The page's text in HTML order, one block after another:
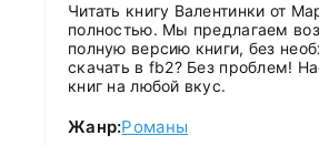
Читать книгу Валентинки от
полностью. Мы предлагаем
полную версию книги, без
скачать в fb2? Без проблем!
книг на любой вкус.
Жанр:Романы